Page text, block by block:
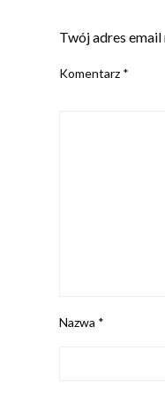
Twój adres
Komentarz *
Nazwa *